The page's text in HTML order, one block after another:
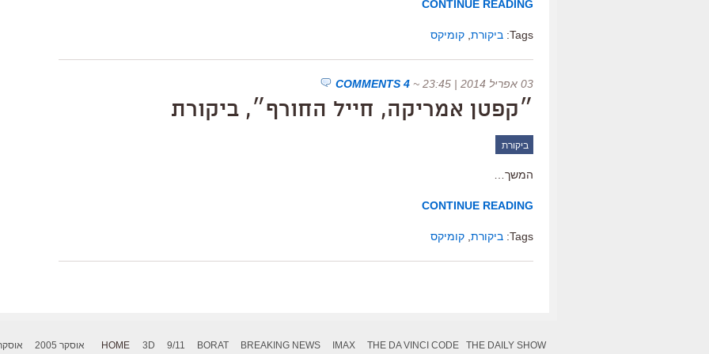
CONTINUE READING
Tags: ביקורת קומיקס
03 אפריל 2014 | 23:45 ~
4 COMMENTS
״קפטן אמריקה, חייל החורף״, ביקורת
ביקורת
המשך…
CONTINUE READING
Tags: ביקורת קומיקס
HOME 3D 9/11 BORAT BREAKING NEWS IMAX THE DA VINCI CODE THE DAILY SHOW אוסקר 2005 אוסקר